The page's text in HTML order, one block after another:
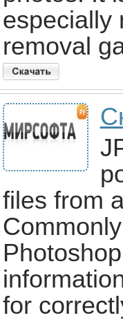
especially
removal
files from
for